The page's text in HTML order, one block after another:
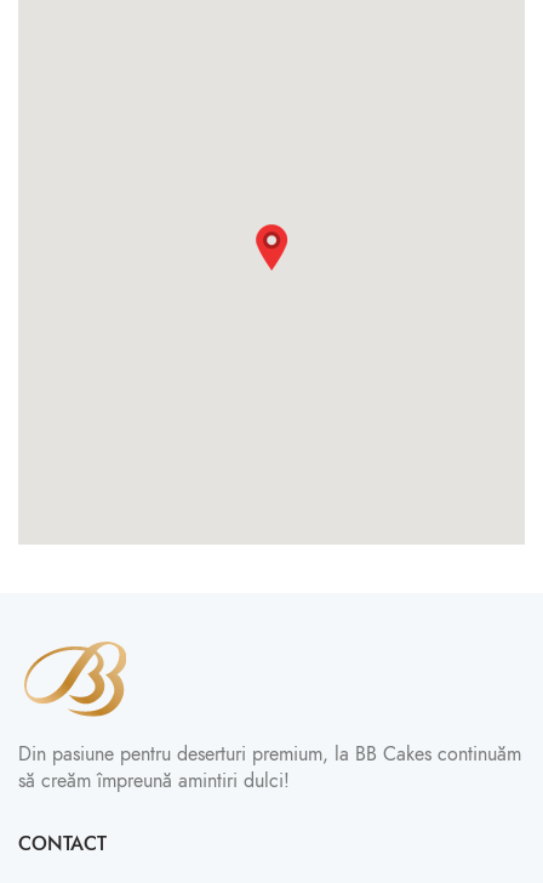
Din pasiune pentru deserturi premium, la BB Cakes continuăm
să creăm împreună amintiri dulci!
CONTACT